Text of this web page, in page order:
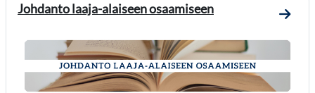
Johdanto laaja-alaiseen osaamiseen
Mene